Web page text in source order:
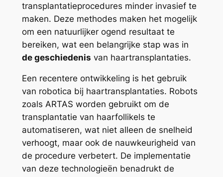
transplantatieprocedures minder invasief te
maken. Deze methodes maken het mogelijk
om een natuurlijker ogend resultaat te
bereiken, wat een belangrijke stap was in
de geschiedenis van haartransplantaties.
Een recentere ontwikkeling is het gebruik
van robotica bij haartransplantaties. Robots
zoals ARTAS worden gebruikt om de
transplantatie van haarfollikels te
automatiseren, wat niet alleen de snelheid
verhoogt, maar ook de nauwkeurigheid van
de procedure verbetert. De implementatie
van deze technologieën benadrukt de